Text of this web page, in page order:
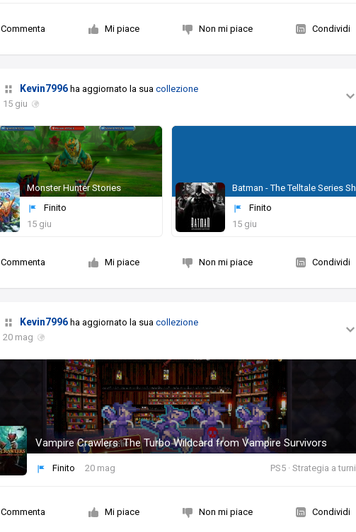
Commenta Mi piace Non mi piace Condividi
Kevin7996 ha aggiornato la suacollezione
15 giu
Monster Hunter Stories
Finito
15 giu
Finito
15 giu
Commenta Mi piace Non mi piace Condividi
Kevin7996 ha aggiornato la suacollezione
20 mag
Vampire Crawlers: The Turbo Wildcard from Vampire Survivors
Finito 20 mag PS5 · Strategia a turni
Commenta Mi piace Non mi piace Condividi